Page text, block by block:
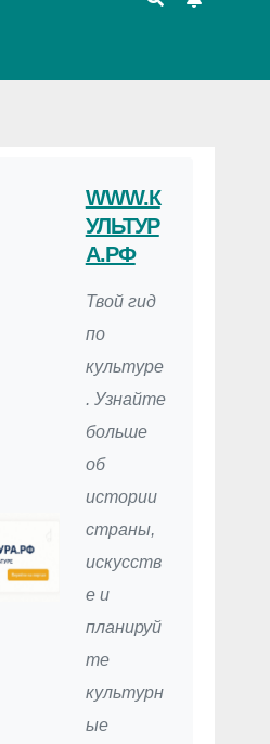
WWW.К
УЛЬТУР
А.РФ
Твой гид
по
культуре
. Узнайте
больше
об
истории
страны,
искусств
е и
планируй
те
культурн
ые